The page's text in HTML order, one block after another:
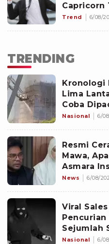
Capricorn
Mencuri
Trend 6/08/
TRENDING
Kronologi
Lima
Coba
Nasional 6/
Resmi
Mawa,
Asmara
Inara
News 6/08/
Viral
Pencurian
Sejumlah
Setoran
Nasional 6/